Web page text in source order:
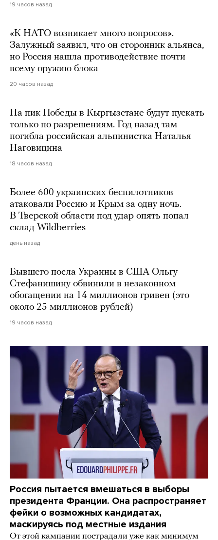
19 часов назад
«К НАТО возникает много вопросов».
Залужный заявил, что он сторонник альянса,
но Россия нашла противодействие почти
всему оружию блока
20 часов назад
На пик Победы в Кыргызстане будут пускать
только по разрешениям. Год назад там
погибла российская альпинистка Наталья
Наговицина
18 часов назад
Более 600 украинских беспилотников
атаковали Россию и Крым за одну ночь.
В Тверской области под удар опять попал
склад Wildberries
день назад
Бывшего посла Украины в США Ольгу
Стефанишину обвинили в незаконном
обогащении на 14 миллионов гривен (это
около 25 миллионов рублей)
19 часов назад
Россия пытается вмешаться в выборы
президента Франции. Она распространяет
фейки о возможных кандидатах,
маскируясь под местные издания
От этой кампании пострадали уже как минимум